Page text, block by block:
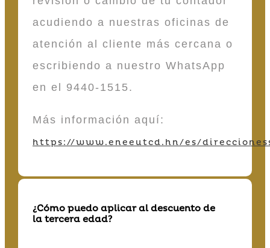
acudiendo a nuestras oficinas de
atención al cliente más cercana o
escribiendo a nuestro WhatsApp
en el 9440-1515.
Más información aquí:
https://www.eneeutcd.hn/es/
¿Cómo puedo aplicar al descuento de
la tercera edad?